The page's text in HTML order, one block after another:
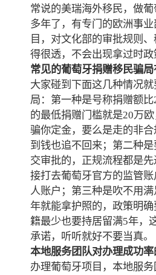
常说的美瑞海外移民，做
多年了，有专门的欧洲事
目，对文化部的审批规则
得很透，不会出现拿过时政
常见的葡萄牙捐赠移民骗
大家碰到下面这几种情况
局：第一种是号称捐赠额
的最低捐赠门槛就是20万
骗你定金，要么是走的非
到钱也追不回来；第二种
交审批的，正规流程都是
接打去葡萄牙官方的监管
人账户；第三种是吹不用
年就能拿护照的，政策明
籍最少也要持居留满5年，
承诺，听听就好不要当真。
本地服务团队对办理成功
办理葡萄牙项目，本地服